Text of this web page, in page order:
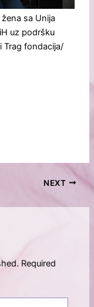
žena sa
sa Unija
uz podršku
Trag fondacija/
NEXT
Required